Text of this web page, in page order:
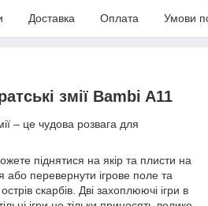
Доставка Оплата Умови
змії Bambi A11
– це чудова розвага для
піднятися на якір та плисти на
або перевернути ігрове поле та
скарбів. Дві захоплюючі ігри в